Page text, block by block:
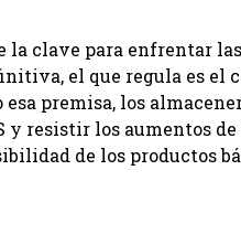
la clave para enfrentar
el que regula es el
esa premisa, los
y resistir los aumentos
de los productos